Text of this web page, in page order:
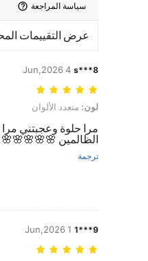
سياسة المراجعة
عرض التقييمات
s***8
4 Jun,2026
لون: متعدد الألوان
لون: متعدد الألوان
مرا حلوة وعجبتني
الظالمين
ترجمة
9***1
1 Jun,2026